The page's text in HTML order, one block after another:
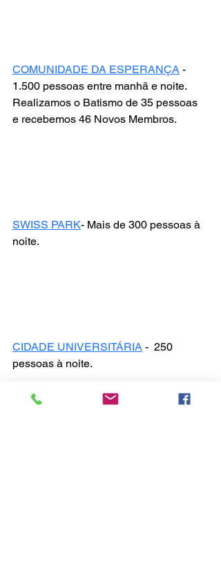
COMUNIDADE DA ESPERANÇA -
1.500 pessoas entre manhã e noite.
Realizamos o Batismo de 35 pessoas
e recebemos 46 Novos Membros.
SWISS PARK- Mais de 300 pessoas à
noite.
CIDADE UNIVERSITÁRIA -  250
pessoas à noite.